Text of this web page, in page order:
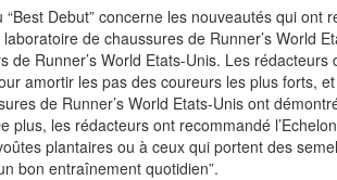
“Best Debut” concerne les nouveautés qui ont
de chaussures de Runner’s World
de Runner’s World Etats-Unis. Les rédacteurs
amortir les pas des coureurs les plus forts,
de Runner’s World Etats-Unis ont
plus, les rédacteurs ont recommandé
plantaires ou à ceux qui portent des
bon entraînement quotidien”.